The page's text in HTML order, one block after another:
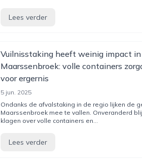
Lees verder
Vuilnisstaking heeft weinig impact in
Maarssenbroek: volle containers
voor ergernis
5 jun. 2025
Ondanks de afvalstaking in de regio lijken de
Maarssenbroek mee te vallen. Onveranderd
klagen over volle containers en...
Lees verder